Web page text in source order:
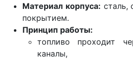
Материал корпуса: сталь,
покрытием.
Принцип работы:
топливо проходит
каналы,